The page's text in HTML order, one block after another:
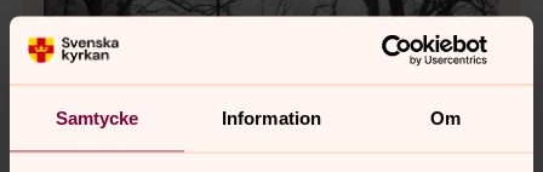
Samtycke Information Om